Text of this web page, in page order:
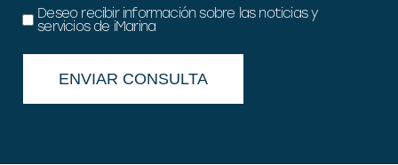
supresión.
Información adicional y detallada que precise sobre el
el enlace política de privacidad
Deseo recibir información sobre las noticias y
servicios de iMarina